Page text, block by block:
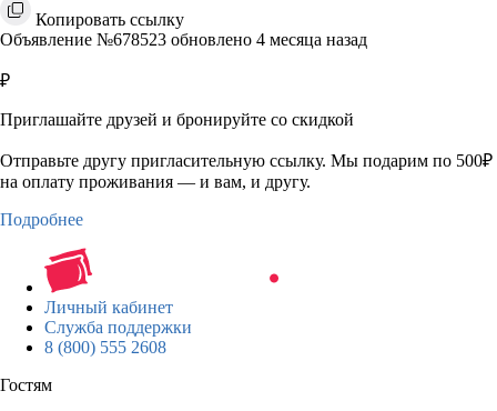
Копировать ссылку
Объявление №678523 обновлено 4 месяца назад
₽
Приглашайте друзей и бронируйте со скидкой
Отправьте другу пригласительную ссылку. Мы подарим по 500₽
на оплату проживания — и вам, и другу.
Подробнее
Личный кабинет
Служба поддержки
8 (800) 555 2608
Гостям